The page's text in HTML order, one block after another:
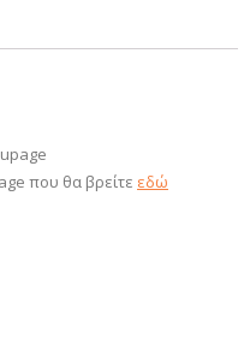
που θα βρείτε εδώ